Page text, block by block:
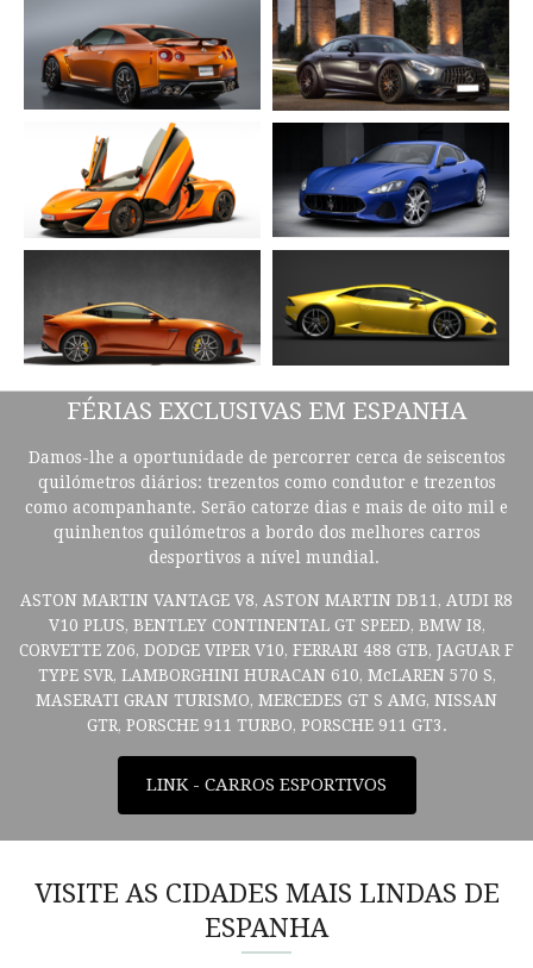
FÉRIAS EXCLUSIVAS EM ESPANHA
Damos-lhe a oportunidade de percorrer cerca de seiscentos
quilómetros diários: trezentos como condutor e trezentos
como acompanhante. Serão catorze dias e mais de oito mil e
quinhentos quilómetros a bordo dos melhores carros
desportivos a nível mundial.
ASTON MARTIN VANTAGE V8, ASTON MARTIN DB11, AUDI R8
V10 PLUS, BENTLEY CONTINENTAL GT SPEED, BMW I8,
CORVETTE Z06, DODGE VIPER V10, FERRARI 488 GTB, JAGUAR F
TYPE SVR, LAMBORGHINI HURACAN 610, McLAREN 570 S,
MASERATI GRAN TURISMO, MERCEDES GT S AMG, NISSAN
GTR, PORSCHE 911 TURBO, PORSCHE 911 GT3.
LINK - CARROS ESPORTIVOS
VISITE AS CIDADES MAIS LINDAS DE
ESPANHA